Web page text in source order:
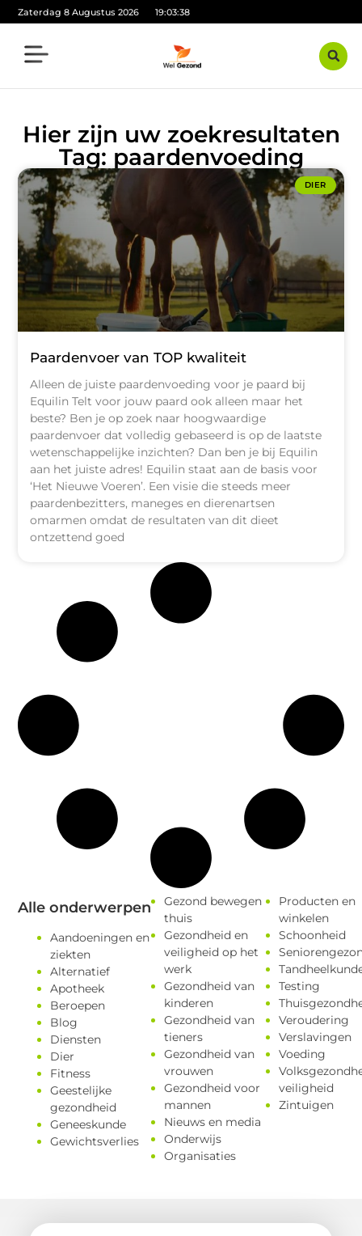
Zaterdag 8 Augustus 2026 19:03:39
Hier zijn uw zoekresultaten
Tag: paardenvoeding
DIER
Paardenvoer van TOP kwaliteit
Alleen de juiste paardenvoeding voor je paard bij
Equilin Telt voor jouw paard ook alleen maar het
beste? Ben je op zoek naar hoogwaardige
paardenvoer dat volledig gebaseerd is op de laatste
wetenschappelijke inzichten? Dan ben je bij Equilin
aan het juiste adres! Equilin staat aan de basis voor
‘Het Nieuwe Voeren’. Een visie die steeds meer
paardenbezitters, maneges en dierenartsen
omarmen omdat de resultaten van dit dieet
ontzettend goed
Alle onderwerpen
Aandoeningen en
ziekten
Alternatief
Apotheek
Beroepen
Blog
Diensten
Dier
Fitness
Geestelijke
gezondheid
Geneeskunde
Gewichtsverlies
Gezond bewegen
thuis
Gezondheid en
veiligheid op het
werk
Gezondheid van
kinderen
Gezondheid van
tieners
Gezondheid van
vrouwen
Gezondheid voor
mannen
Nieuws en media
Onderwijs
Organisaties
Producten en
winkelen
Schoonheid
Testing
Veroudering
Verslavingen
Voeding
veiligheid
Zintuigen